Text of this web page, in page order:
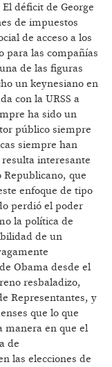
déficit de George
de impuestos
de acceso a los
para las compañías
de las figuras
un keynesiano en
con la URSS a
ha sido un
público siempre
siempre han
interesante
que
enfoque de tipo
perdió el poder
la política de
de un
Obama desde el
resbaladizo,
Representantes, y
que lo que
manera en que el
de
las elecciones de